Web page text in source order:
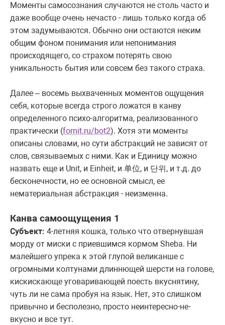
Моменты самосознания случаются не столь часто и
даже вообще очень нечасто - лишь только когда об
этом задумываются. Обычно они остаются неким
общим фоном понимания или непонимания
происходящего, со страхом потерять свою
уникальность бытия или совсем без такого страха.
Далее – восемь выхваченных моментов ощущения
себя, которые всегда строго ложатся в канву
определенного психо-алгоритма, реализованного
практически (fornit.ru/bot2). Хотя эти моменты
описаны словами, но сути абстракций не зависят от
слов, связываемых с ними. Как и Единицу можно
назвать еще и Unit, и Einheit, и 单位, и 단위 , и т.д. до
бесконечности, но ее основной смысл, ее
нематериальная абстракция - неизменна.
Канва самоощущения 1
Субъект: 4-летняя кошка, только что отвернувшая
морду от миски с приевшимся кормом Sheba. Ни
малейшего упрека к этой глупой великанше с
огромными колтунами длиннющей шерсти на голове,
кискискающе уговаривающей поесть вкуснятину,
чуть ли не сама пробуя на язык. Нет, это слишком
привычно и бесполезно, просто неинтересно-не-
вкусно и все тут.